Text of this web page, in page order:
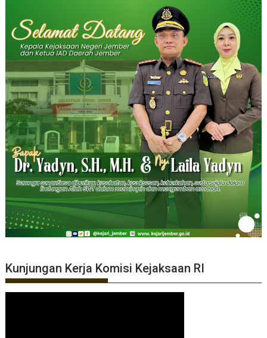
Kunjungan Kerja Komisi Kejaksaan RI